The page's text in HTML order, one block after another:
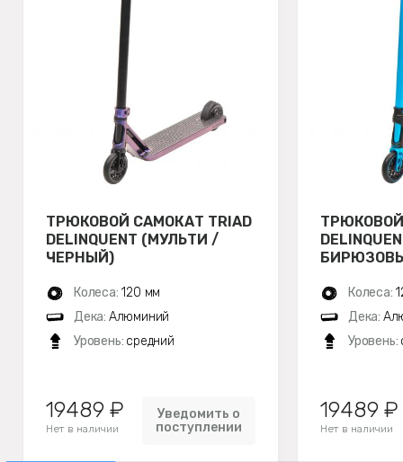
ТРЮКОВОЙ САМОКАТ TRIAD
DELINQUENT (МУЛЬТИ /
ЧЕРНЫЙ)
Колеса: 120 мм
Дека: Алюминий
Уровень: средний
19489 ₽
Нет в наличии
Уведомить о
поступлении
ТРЮКОВОЙ
Колеса:
Дека:
Уровень:
19489 ₽
Нет в наличии